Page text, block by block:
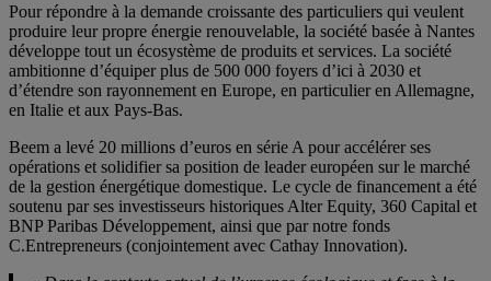
Pour répondre à la demande croissante des particuliers qui veulent
produire leur propre énergie renouvelable, la société basée à Nantes
développe tout un écosystème de produits et services. La société
ambitionne d’équiper plus de 500 000 foyers d’ici à 2030 et
d’étendre son rayonnement en Europe, en particulier en Allemagne,
en Italie et aux Pays-Bas.
Beem a levé 20 millions d’euros en série A pour accélérer ses
opérations et solidifier sa position de leader européen sur le marché
de la gestion énergétique domestique. Le cycle de financement a été
soutenu par ses investisseurs historiques Alter Equity, 360 Capital et
BNP Paribas Développement, ainsi que par notre fonds
C.Entrepreneurs (conjointement avec Cathay Innovation).